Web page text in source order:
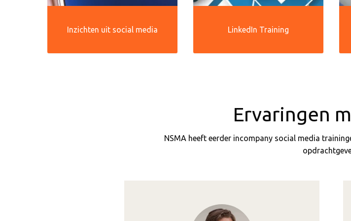
Inzichten uit social media LinkedIn Training
Ervaringen
NSMA heeft eerder incompany social media